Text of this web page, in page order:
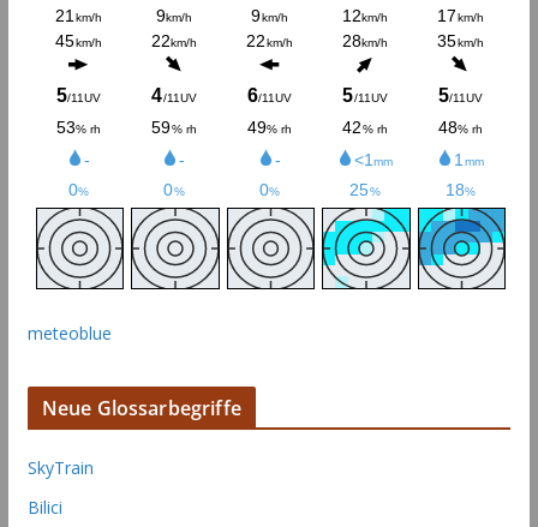
meteoblue
Neue Glossarbegriffe
SkyTrain
Bilici